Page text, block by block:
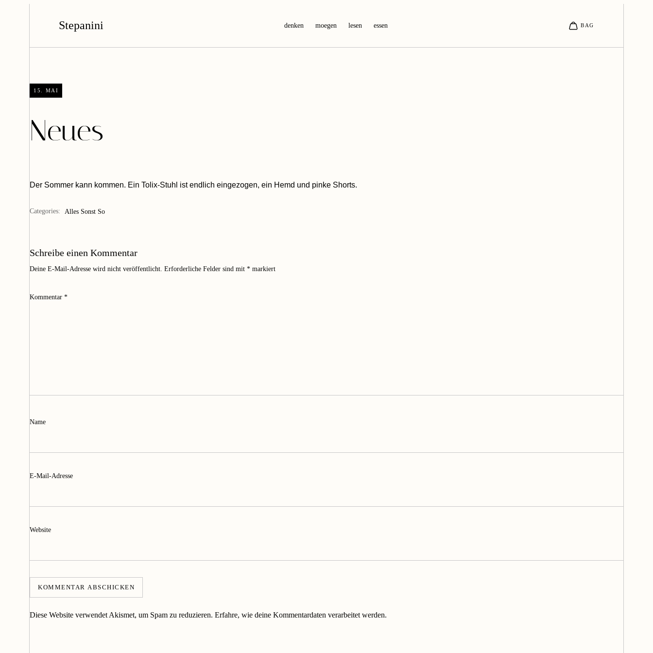
Stepanini denken moegen lesen essen
15. MAI
Neues
Der Sommer kann kommen. Ein Tolix-Stuhl ist endlich eingezogen, ein Hemd und pinke Shorts.
Categories: Alles Sonst So
Schreibe einen Kommentar
Deine E-Mail-Adresse wird nicht veröffentlicht. Erforderliche Felder sind mit * markiert
Kommentar *
Name
E-Mail-Adresse
Website
Diese Website verwendet Akismet, um Spam zu reduzieren. Erfahre, wie deine Kommentardaten verarbeitet werden.